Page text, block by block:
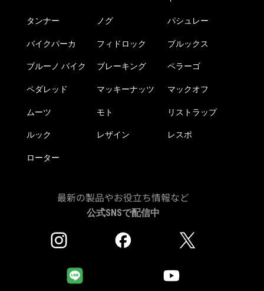
タンナー ノグ パシュレー
バイクパーカ フィドロック ブルックス
ブルーノ バイク ブレーキング ペラーゴ
ペダレッド マッキーナッツ マックオフ
ムーツ モト リストラップ
ルック レザイン レスポ
ローター
最新の製品やお役立ち情報など
公式SNSで配信中